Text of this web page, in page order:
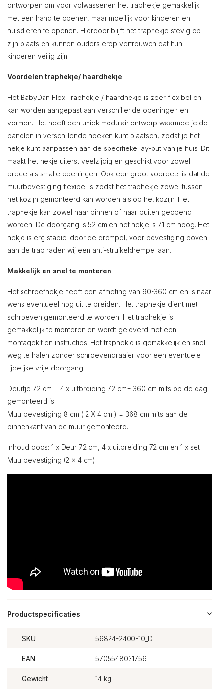
ontworpen om voor volwassenen het traphekje gemakkelijk
met een hand te openen, maar moeilijk voor kinderen en
huisdieren te openen. Hierdoor blijft het traphekje stevig op
zijn plaats en kunnen ouders erop vertrouwen dat hun
kinderen veilig zijn.
Voordelen traphekje/ haardhekje
Het BabyDan Flex Traphekje / haardhekje is zeer flexibel en
kan worden aangepast aan verschillende openingen en
vormen. Het heeft een uniek modulair ontwerp waarmee je de
panelen in verschillende hoeken kunt plaatsen, zodat je het
hekje kunt aanpassen aan de specifieke lay-out van je huis. Dit
maakt het hekje uiterst veelzijdig en geschikt voor zowel
brede als smalle openingen. Ook een groot voordeel is dat de
muurbevestiging flexibel is zodat het traphekje zowel tussen
het kozijn gemonteerd kan worden als op het kozijn. Het
traphekje kan zowel naar binnen of naar buiten geopend
worden. De doorgang is 52 cm en het hekje is 71 cm hoog. Het
hekje is erg stabiel door de drempel, voor bevestiging boven
aan de trap raden wij een anti-struikeldrempel aan.
Makkelijk en snel te monteren
Het schroefhekje heeft een afmeting van 90-360 cm en is naar
wens eventueel nog uit te breiden. Het traphekje dient met
schroeven gemonteerd te worden. Het traphekje is
gemakkelijk te monteren en wordt geleverd met een
montagekit en instructies. Het traphekje is gemakkelijk en snel
weg te halen zonder schroevendraaier voor een eventuele
tijdelijke vrije doorgang.
Deurtje 72 cm + 4 x uitbreiding 72 cm= 360 cm mits op de dag
gemonteerd is.
Muurbevestiging 8 cm ( 2 X 4 cm ) = 368 cm mits aan de
binnenkant van de muur gemonteerd.
Inhoud doos: 1 x Deur 72 cm, 4 x uitbreiding 72 cm en 1 x set
Muurbevestiging (2 x 4 cm)
Productspecificaties
SKU 56824-2400-10_D
EAN 5705548031756
Gewicht 14 kg